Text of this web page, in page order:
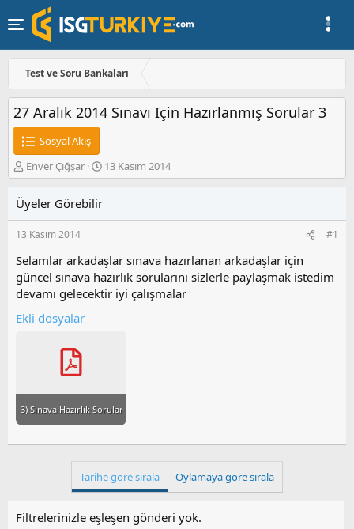
Test ve Soru Bankaları
27 Aralık 2014 Sınavı Için Hazırlanmış Sorular 3
Sosyal Akış
K
o
u
y
u
a
ş
l
t
Enver Çığşar
B
a
a
ı
ç
t
13 Kasım 2014
Üyeler Görebilir
13 Kasım 2014 #1
Selamlar arkadaşlar sınava hazırlanan arkadaşlar için
güncel sınava hazırlık sorularını sizlerle paylaşmak istedim
devamı gelecektir iyi çalışmalar
Ekli dosyalar
3) Sınava Hazırlık Soruları.pdf
Tarihe göre sırala Oylamaya göre sırala
Filtrelerinizle eşleşen gönderi yok.